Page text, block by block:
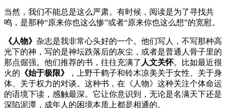
当然，我们不能总是这么严肃。有时候，阅读是为了寻找共
鸣，是那种“原来你也这么惨”或者“原来你也这么想”的宽慰。
《人物》 杂志是我非常心头好的一个。他们写人，不写那种高
光下的神，写的是神坛跌落后的灰尘，或者是普通人骨子里的
那点倔强。他们推荐的书，往往充满了 人文关怀。比如最近很
火的 《始于极限》
，上野千鹤子和铃木凉美关于女性、关于身
体、关于权力的对谈。这种书，在《人物》这种关注个体命运
的语境下读，感触最深。它让你意识到，无论是名满天下还是
深陷泥潭，成年人的困境本质上都是相通的。